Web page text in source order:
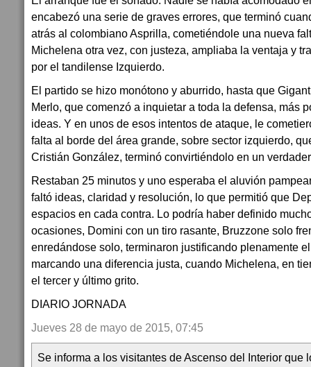
encabezó una serie de graves errores, que terminó
atrás al colombiano Asprilla, cometiéndole una nueva
Michelena otra vez, con justeza, ampliaba la ventaja y
por el tandilense Izquierdo.
El partido se hizo monótono y aburrido, hasta que
Merlo, que comenzó a inquietar a toda la defensa, más
ideas. Y en unos de esos intentos de ataque, le
falta al borde del área grande, sobre sector izquierdo,
Cristián González, terminó convirtiéndolo en un
Restaban 25 minutos y uno esperaba el aluvión
faltó ideas, claridad y resolución, lo que permitió que
espacios en cada contra. Lo podría haber definido
ocasiones, Domini con un tiro rasante, Bruzzone solo
enredándose solo, terminaron justificando plenamente
marcando una diferencia justa, cuando Michelena, en
el tercer y último grito.
DIARIO JORNADA
Jueves 28 de mayo de 2015, 07:45
Se informa a los visitantes de Ascenso del Interior que